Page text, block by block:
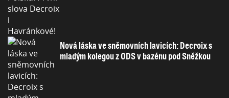
Nová láska ve sněmovních lavicích: Decroix s
mladým kolegou z ODS v bazénu pod Sněžkou